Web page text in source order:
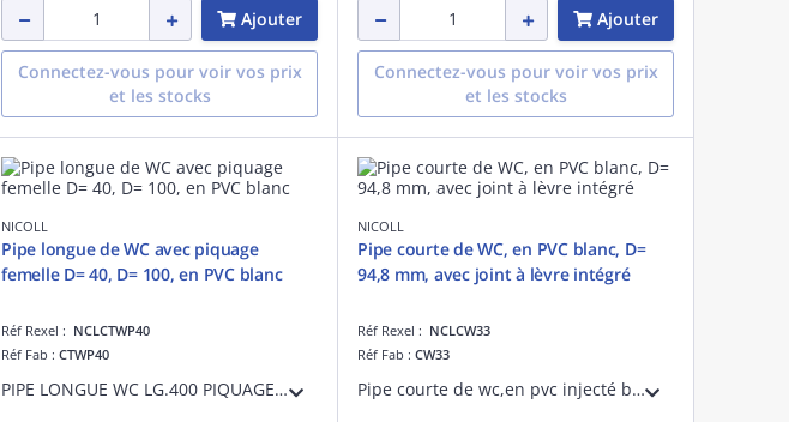
Ajouter
Connectez-vous pour voir vos prix
et les stocks
Ajouter
Connectez-vous pour voir vos prix
et les stocks
NICOLL
Pipe longue de WC avec piquage
femelle D= 40, D= 100, en PVC blanc
Réf Rexel : NCLCTWP40
Réf Fab : CTWP40
PIPE LONGUE WC LG.400 PIQUAGE 40 85/107 D.100
NICOLL
Pipe courte de WC, en PVC blanc, D=
94,8 mm, avec joint à lèvre intégré
Réf Rexel : NCLCW33
Réf Fab : CW33
Pipe courte de wc,en pvc injecté blanc, d= 94,8 mm, d= dm mini 85 mm, d= dm maxi 107 mm, avec joint à lèvre intégré en élastomère blanc, peut être collé sur le réseau d'évacuation, marquage nf